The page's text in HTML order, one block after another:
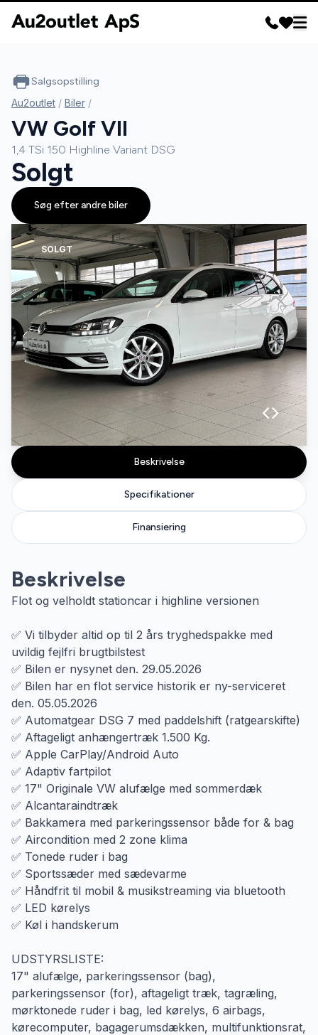
SOLGT
Specifikationer
Beskrivelse
Finansiering
Beskrivelse
Flot og velholdt stationcar i highline versionen
✅ Vi tilbyder altid op til 2 års tryghedspakke med
uvildig fejlfri brugtbilstest
✅ Bilen er nysynet den. 29.05.2026
✅ Bilen har en flot service historik er ny-serviceret
den. 05.05.2026
✅ Automatgear DSG 7 med paddelshift (ratgearskifte)
✅ Aftageligt anhængertræk 1.500 Kg.
✅ Apple CarPlay/Android Auto
✅ Adaptiv fartpilot
✅ 17" Originale VW alufælge med sommerdæk
✅ Alcantaraindtræk
✅ Bakkamera med parkeringssensor både for & bag
✅ Aircondition med 2 zone klima
✅ Tonede ruder i bag
✅ Sportssæder med sædevarme
✅ Håndfrit til mobil & musikstreaming via bluetooth
✅ LED kørelys
✅ Køl i handskerum
UDSTYRSLISTE:
17" alufælge, parkeringssensor (bag),
parkeringssensor (for), aftageligt træk, tagræling,
mørktonede ruder i bag, led kørelys, 6 airbags,
kørecomputer, bagagerumsdækken, multifunktionsrat,
Salgsopstilling
Au2outlet / Biler /
VW Golf VII
1,4 TSi 150 Highline Variant DSG
Solgt
Søg efter andre biler